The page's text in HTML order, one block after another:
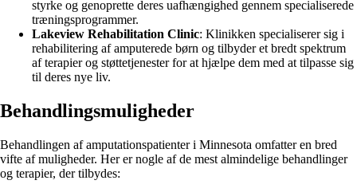
styrke og genoprette deres uafhængighed gennem specialiserede
træningsprogrammer.
Lakeview Rehabilitation Clinic: Klinikken specialiserer sig i
rehabilitering af amputerede børn og tilbyder et bredt spektrum
af terapier og støttetjenester for at hjælpe dem med at tilpasse sig
til deres nye liv.
Behandlingsmuligheder
Behandlingen af amputationspatienter i Minnesota omfatter en bred
vifte af muligheder. Her er nogle af de mest almindelige behandlinger
og terapier, der tilbydes: